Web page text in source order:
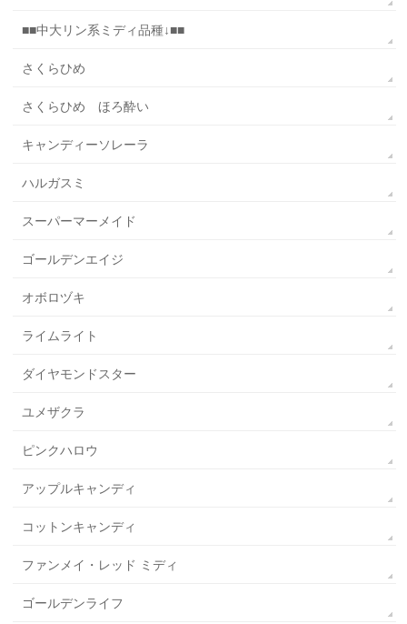
■■中大リン系ミディ品種↓■■
さくらひめ
さくらひめ ほろ酔い
キャンディーソレーラ
ハルガスミ
スーパーマーメイド
ゴールデンエイジ
オボロヅキ
ライムライト
ダイヤモンドスター
ユメザクラ
ピンクハロウ
アップルキャンディ
コットンキャンディ
ファンメイ・レッド ミディ
ゴールデンライフ